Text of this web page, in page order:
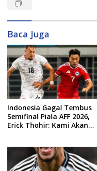
Baca Juga
Indonesia Gagal Tembus
Semifinal Piala AFF 2026,
Erick Thohir: Kami Akan